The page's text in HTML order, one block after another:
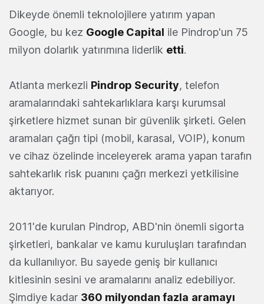
Dikeyde önemli teknolojilere yatırım yapan
Google, bu kez Google Capital ile Pindrop'un 75
milyon dolarlık yatırımına liderlik etti.
Atlanta merkezli Pindrop Security, telefon
aramalarındaki sahtekarlıklara karşı kurumsal
şirketlere hizmet sunan bir güvenlik şirketi. Gelen
aramaları çağrı tipi (mobil, karasal, VOIP), konum
ve cihaz özelinde inceleyerek arama yapan tarafın
sahtekarlık risk puanını çağrı merkezi yetkilisine
aktarıyor.
2011'de kurulan Pindrop, ABD'nin önemli sigorta
şirketleri, bankalar ve kamu kuruluşları tarafından
da kullanılıyor. Bu sayede geniş bir kullanıcı
kitlesinin sesini ve aramalarını analiz edebiliyor.
Şimdiye kadar 360 milyondan fazla aramayı